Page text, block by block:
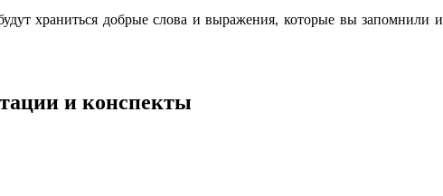
храниться добрые слова и выражения, которые вы
и конспекты